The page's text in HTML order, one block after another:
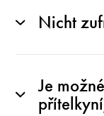
Nicht
Je